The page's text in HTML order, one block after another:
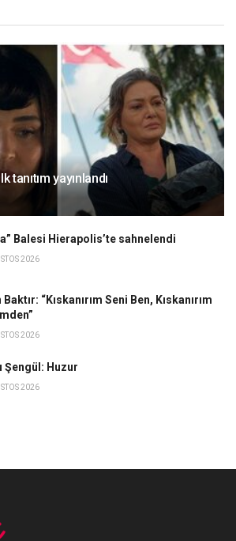
tanıtım yayınlandı
Balesi Hierapolis’te sahnelendi
2026
“Kıskanırım Seni Ben, Kıskanırım
2026
Şengül: Huzur
2026